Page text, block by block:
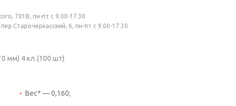
701В, пн-пт с 9.00-17.30
6, пн-пт с 9.00-17.30
4 кл.(100 шт)
Вес* — 0,160;